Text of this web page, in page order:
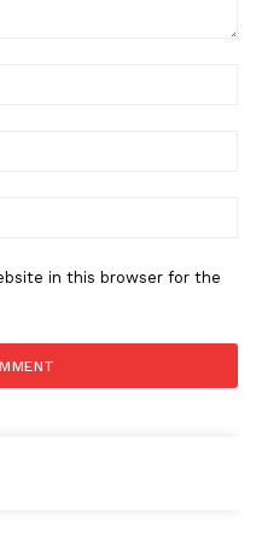
in this browser for the